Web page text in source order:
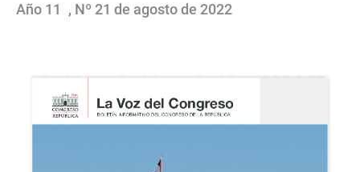
Año 11 , Nº 21 de agosto de 2022